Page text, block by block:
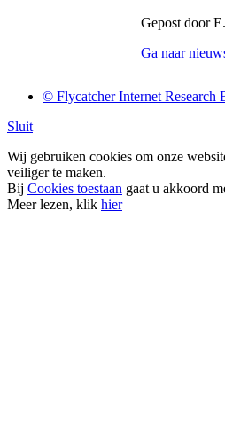
Gepost door
Ga naar
© Flycatcher Internet Research
Sluit
Wij gebruiken cookies om onze
veiliger te maken.
Bij Cookies toestaan gaat u akkoord
Meer lezen, klik hier